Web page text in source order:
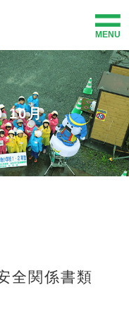
MENU
10月
全関係書類